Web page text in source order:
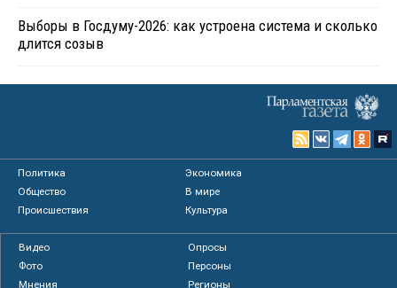
Выборы в Госдуму-2026: как устроена система и сколько
длится созыв
Политика
Экономика
Общество
В мире
Происшествия
Культура
Видео
Опросы
Фото
Персоны
Мнения
Регионы